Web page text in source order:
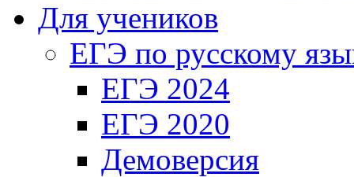
Для учеников
ЕГЭ по русскому
ЕГЭ 2024
ЕГЭ 2020
Демоверсия